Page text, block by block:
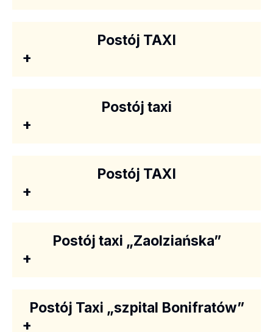
Postój TAXI
+
Postój taxi
+
Postój TAXI
+
Postój taxi „Zaolziańska”
+
Postój Taxi „szpital Bonifratów”
+